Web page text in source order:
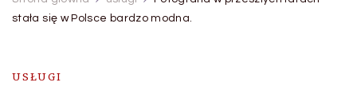
stała się w Polsce bardzo modna.
USŁUGI